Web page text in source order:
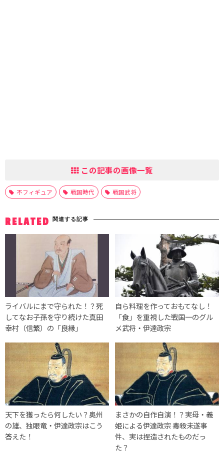
この記事の画像一覧
不フィギュア 戦国時代 戦国武将
RELATED 関連する記事
ライバルにまで守られた！？死
してなお子孫を守り続けた真田
幸村（信繁）の「良縁」
自ら料理を作っておもてなし！
「食」を重視した戦国一のグル
メ武将・伊達政宗
天下を獲ったら何したい？奥州
の雄、独眼竜・伊達政宗はこう
答えた！
まさかの自作自演！？実母・義
姫による伊達政宗 毒殺未遂事
件、実は捏造されたものだっ
た？